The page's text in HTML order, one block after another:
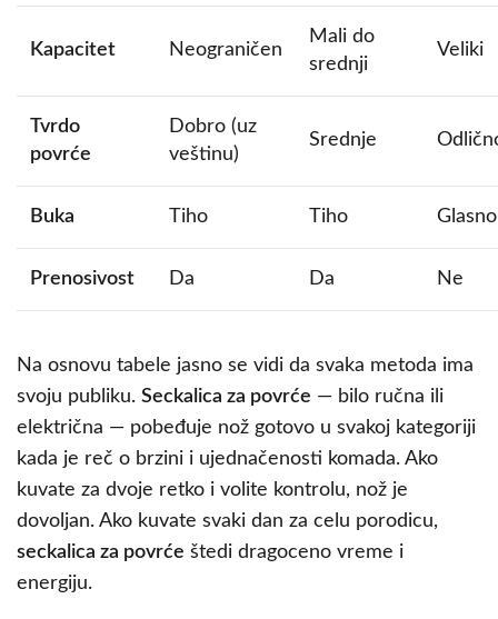
Kapacitet Neograničen
Mali do
srednji
Veliki
Tvrdo
povrće
Dobro (uz
veštinu)
Srednje
Buka Tiho Tiho Glasno
Prenosivost Da Da Ne
Na osnovu tabele jasno se vidi da svaka metoda ima
svoju publiku. Seckalica za povrće — bilo ručna ili
električna — pobeđuje nož gotovo u svakoj kategoriji
kada je reč o brzini i ujednačenosti komada. Ako
kuvate za dvoje retko i volite kontrolu, nož je
dovoljan. Ako kuvate svaki dan za celu porodicu,
seckalica za povrće štedi dragoceno vreme i
energiju.